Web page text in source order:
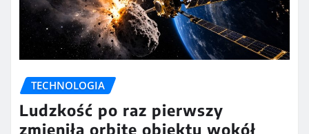
TECHNOLOGIA
Ludzkość po raz pierwszy
zmieniła orbitę obiektu wokół